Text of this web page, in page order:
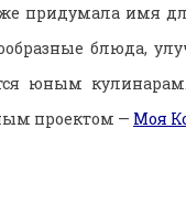
придумала имя
блюда,
юным
проектом — Моя